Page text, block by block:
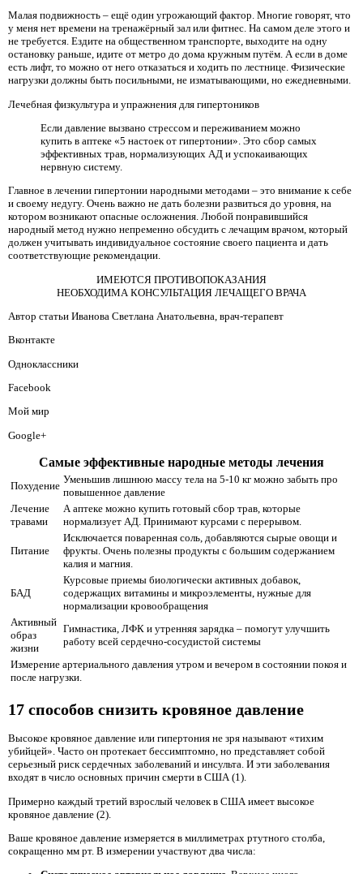
Малая подвижность – ещё один угрожающий фактор. Многие говорят, что
у меня нет времени на тренажёрный зал или фитнес. На самом деле этого и
не требуется. Ездите на общественном транспорте, выходите на одну
остановку раньше, идите от метро до дома кружным путём. А если в доме
есть лифт, то можно от него отказаться и ходить по лестнице. Физические
нагрузки должны быть посильными, не изматывающими, но ежедневными.
Лечебная физкультура и упражнения для гипертоников
Если давление вызвано стрессом и переживанием можно
купить в аптеке «5 настоек от гипертонии». Это сбор самых
эффективных трав, нормализующих АД и успокаивающих
нервную систему.
Главное в лечении гипертонии народными методами – это внимание к себе
и своему недугу. Очень важно не дать болезни развиться до уровня, на
котором возникают опасные осложнения. Любой понравившийся
народный метод нужно непременно обсудить с лечащим врачом, который
должен учитывать индивидуальное состояние своего пациента и дать
соответствующие рекомендации.
ИМЕЮТСЯ ПРОТИВОПОКАЗАНИЯ
НЕОБХОДИМА КОНСУЛЬТАЦИЯ ЛЕЧАЩЕГО ВРАЧА
Автор статьи Иванова Светлана Анатольевна, врач-терапевт
Вконтакте
Одноклассники
Facebook
Мой мир
Google+
Самые эффективные народные методы лечения
Похудение
Уменьшив лишнюю массу тела на 5-10 кг можно забыть про
повышенное давление
Лечение
травами
А аптеке можно купить готовый сбор трав, которые
нормализует АД. Принимают курсами с перерывом.
Питание
Исключается поваренная соль, добавляются сырые овощи и
фрукты. Очень полезны продукты с большим содержанием
калия и магния.
БАД
Курсовые приемы биологически активных добавок,
содержащих витамины и микроэлементы, нужные для
нормализации кровообращения
Активный
образ
жизни
Гимнастика, ЛФК и утренняя зарядка – помогут улучшить
работу всей сердечно-сосудистой системы
Измерение артериального давления утром и вечером в состоянии покоя и
после нагрузки.
17 способов снизить кровяное давление
Высокое кровяное давление или гипертония не зря называют «тихим
убийцей». Часто он протекает бессимптомно, но представляет собой
серьезный риск сердечных заболеваний и инсульта. И эти заболевания
входят в число основных причин смерти в США (1).
Примерно каждый третий взрослый человек в США имеет высокое
кровяное давление (2).
Ваше кровяное давление измеряется в миллиметрах ртутного столба,
сокращенно мм рт. В измерении участвуют два числа: